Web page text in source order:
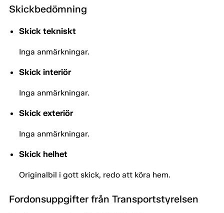
Skickbedömning
Skick tekniskt
Inga anmärkningar.
Skick interiör
Inga anmärkningar.
Skick exteriör
Inga anmärkningar.
Skick helhet
Originalbil i gott skick, redo att köra hem.
Fordonsuppgifter från Transportstyrelsen